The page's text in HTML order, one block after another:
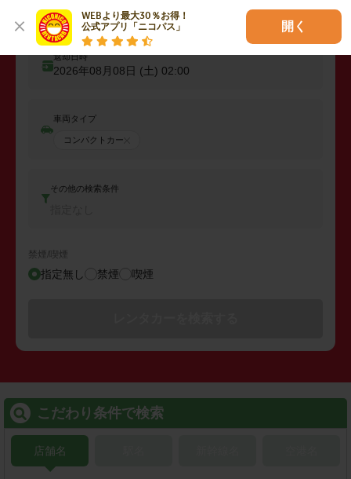
WEBより最大30％お得！
公式アプリ「ニコパス」
開く
出発日時
2026年08月07日 (金) 02:00
返却日時
2026年08月08日 (土) 02:00
車両タイプ
コンパクトカー
その他の検索条件
禁煙/喫煙
指定無し 禁煙 喫煙
こだわり条件で検索
店舗名